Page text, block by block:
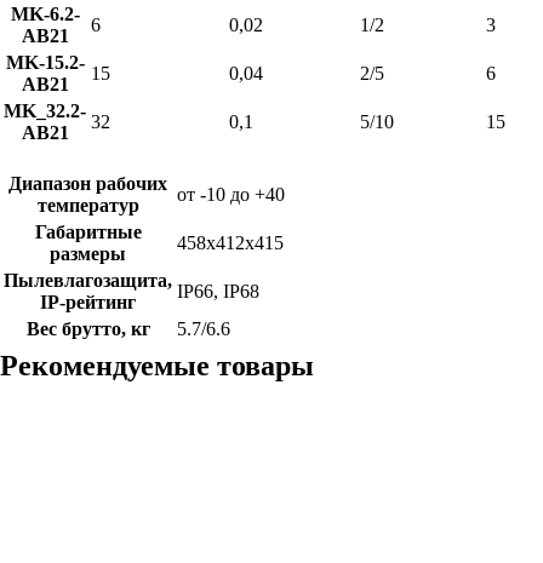
MK-6.2-
AB21
6 0,02 1/2
3
MK-15.2-
AB21
15 0,04 2/5
6
MK_32.2-
AB21
32 0,1 5/10 15
Диапазон рабочих
температур
от -10 до +40
Габаритные
размеры
458х412х415
Пылевлагозащита,
IP-рейтинг
IP66, IP68
Вес брутто, кг
5.7/6.6
Рекомендуемые товары